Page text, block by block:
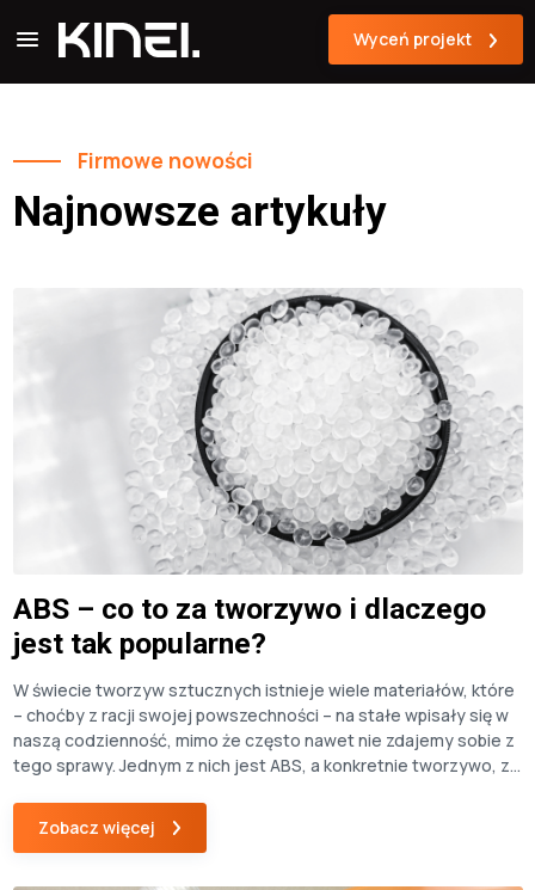
Wyceń projekt
Firmowe nowości
Najnowsze artykuły
ABS – co to za tworzywo i dlaczego
jest tak popularne?
W świecie tworzyw sztucznych istnieje wiele materiałów, które
– choćby z racji swojej powszechności – na stałe wpisały się w
naszą codzienność, mimo że często nawet nie zdajemy sobie z
tego sprawy. Jednym z nich jest ABS, a konkretnie tworzywo, z
od obudowy telefonu, poprzez elementy […]
Zobacz więcej